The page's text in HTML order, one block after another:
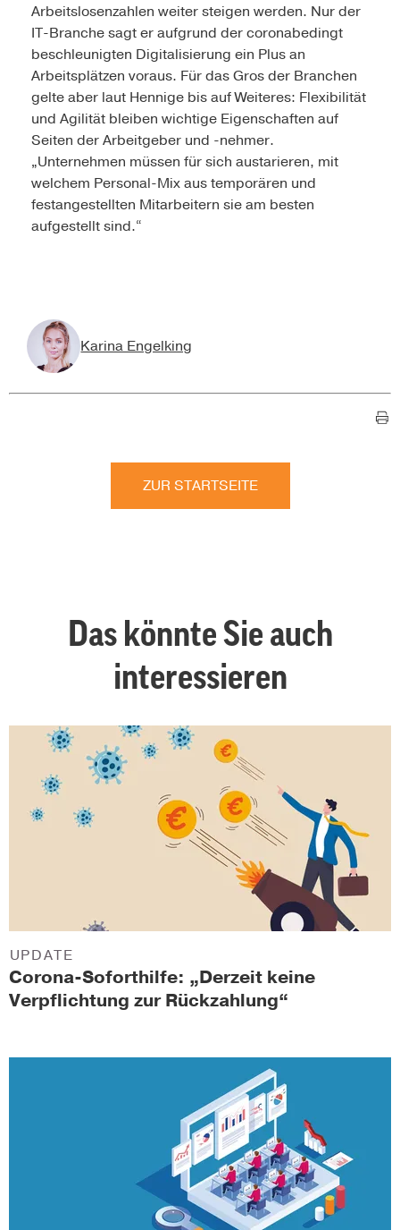
Arbeitslosenzahlen weiter steigen werden. Nur der
IT-Branche sagt er aufgrund der coronabedingt
beschleunigten Digitalisierung ein Plus an
Arbeitsplätzen voraus. Für das Gros der Branchen
gelte aber laut Hennige bis auf Weiteres: Flexibilität
und Agilität bleiben wichtige Eigenschaften auf
Seiten der Arbeitgeber und -nehmer.
„Unternehmen müssen für sich austarieren, mit
welchem Personal-Mix aus temporären und
festangestellten Mitarbeitern sie am besten
aufgestellt sind.“
Karina Engelking
ZUR STARTSEITE
Das könnte Sie auch
interessieren
Corona-Soforthilfe: „Derzeit keine
Verpflichtung zur Rückzahlung“
UPDATE